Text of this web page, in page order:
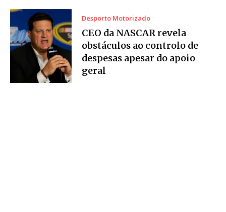
Desporto Motorizado
CEO da NASCAR revela
obstáculos ao controlo de
despesas apesar do apoio
geral